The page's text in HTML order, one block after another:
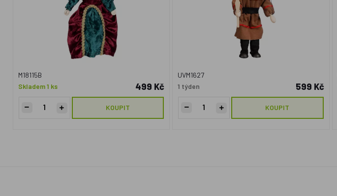
M18115B
Skladem 1 ks
499 Kč
KOUPIT
UVM1627
1 týden
599 Kč
KOUPIT